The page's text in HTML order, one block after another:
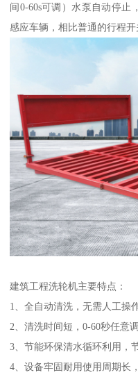
间0-60s可调）水泵自动停止
感应车辆，相比普通的行程开
建筑工程洗轮机主要特点：
1、全自动清洗，无需人工操作
2、清洗时间短，0-60秒任意调
3、节能环保清水循环利用，
4、设备牢固耐用使用周期长